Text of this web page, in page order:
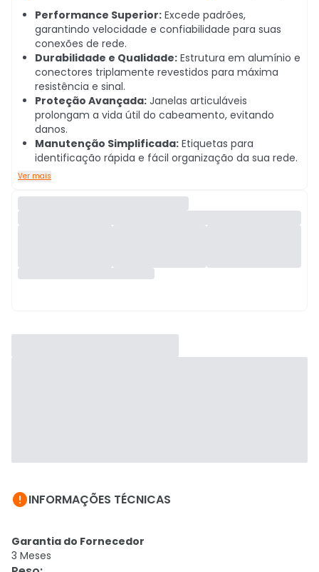
Performance Superior: Excede padrões,
garantindo velocidade e confiabilidade para suas
conexões de rede.
Durabilidade e Qualidade: Estrutura em alumínio e
conectores triplamente revestidos para máxima
resistência e sinal.
Proteção Avançada: Janelas articuláveis
prolongam a vida útil do cabeamento, evitando
danos.
Manutenção Simplificada: Etiquetas para
identificação rápida e fácil organização da sua rede.
Ver mais
INFORMAÇÕES TÉCNICAS
Garantia do Fornecedor
3 Meses